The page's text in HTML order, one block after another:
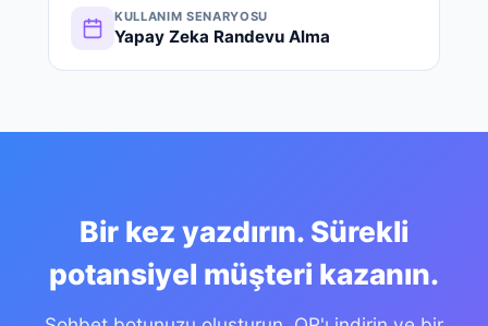
KULLANIM SENARYOSU
Yapay Zeka Randevu Alma
Bir kez yazdırın. Sürekli
potansiyel müşteri kazanın.